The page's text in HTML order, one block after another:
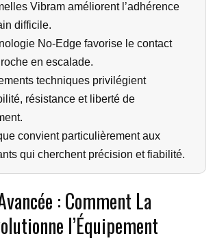
Vibram améliorent l’adhérence
difficile.
No-Edge favorise le contact
en escalade.
techniques privilégient
résistance et liberté de
convient particulièrement aux
qui cherchent précision et fiabilité.
: Comment La
l’Équipement